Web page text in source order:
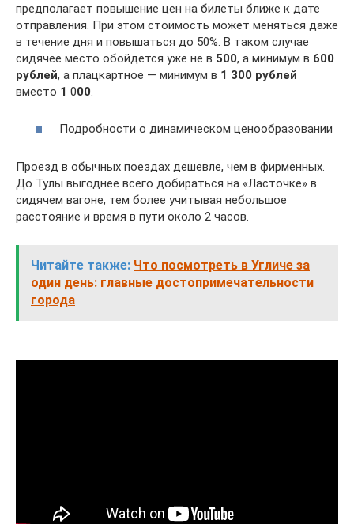
предполагает повышение цен на билеты ближе к дате
отправления. При этом стоимость может меняться даже
в течение дня и повышаться до 50%. В таком случае
сидячее место обойдется уже не в 500, а минимум в 600
рублей, а плацкартное — минимум в 1 300 рублей
вместо 1 000.
Подробности о динамическом ценообразовании
Проезд в обычных поездах дешевле, чем в фирменных.
До Тулы выгоднее всего добираться на «Ласточке» в
сидячем вагоне, тем более учитывая небольшое
расстояние и время в пути около 2 часов.
Читайте также: Что посмотреть в Угличе за
один день: главные достопримечательности
города